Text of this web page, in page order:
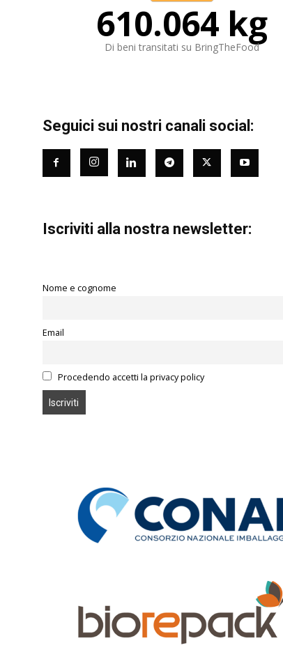
610.064 kg
Di beni transitati su BringTheFood
Seguici sui nostri canali social:
Iscriviti alla nostra newsletter:
Nome e cognome
Email
Procedendo accetti la privacy policy